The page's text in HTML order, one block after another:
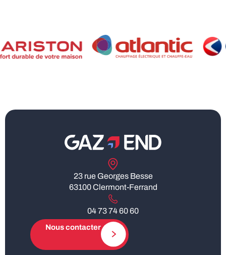
23 rue Georges Besse
63100 Clermont-Ferrand
04 73 74 60 60
Nous contacter